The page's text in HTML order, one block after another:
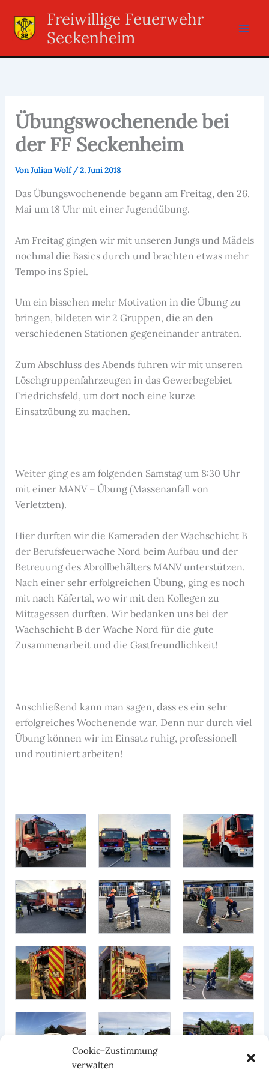
Cookie-Zustimmung
verwalten
Inhalt
springen
Freiwillige Feuerwehr
Seckenheim
Übungswochenende bei
der FF Seckenheim
VonJulian Wolf/2. Juni 2018
Das Übungswochenende begann am Freitag, den 26.
Mai um 18 Uhr mit einer Jugendübung.
Am Freitag gingen wir mit unseren Jungs und Mädels
nochmal die Basics durch und brachten etwas mehr
Tempo ins Spiel.
Um ein bisschen mehr Motivation in die Übung zu
bringen, bildeten wir 2 Gruppen, die an den
verschiedenen Stationen gegeneinander antraten.
Zum Abschluss des Abends fuhren wir mit unseren
Löschgruppenfahrzeugen in das Gewerbegebiet
Friedrichsfeld, um dort noch eine kurze
Einsatzübung zu machen.
Weiter ging es am folgenden Samstag um 8:30 Uhr
mit einer MANV – Übung (Massenanfall von
Verletzten).
Hier durften wir die Kameraden der Wachschicht B
der Berufsfeuerwache Nord beim Aufbau und der
Betreuung des Abrollbehälters MANV unterstützen.
Nach einer sehr erfolgreichen Übung, ging es noch
mit nach Käfertal, wo wir mit den Kollegen zu
Mittagessen durften. Wir bedanken uns bei der
Wachschicht B der Wache Nord für die gute
Zusammenarbeit und die Gastfreundlichkeit!
Anschließend kann man sagen, dass es ein sehr
erfolgreiches Wochenende war. Denn nur durch viel
Übung können wir im Einsatz ruhig, professionell
und routiniert arbeiten!